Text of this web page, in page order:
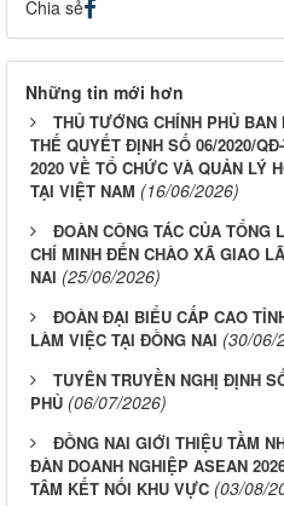
Chia sẻ
Những tin mới hơn
THỦ TƯỚNG CHÍNH PHỦ
THẾ QUYẾT ĐỊNH SỐ 06/2020/
2020 VỀ TỔ CHỨC VÀ QUẢN LÝ
TẠI VIỆT NAM (16/06/2026)
ĐOÀN CÔNG TÁC CỦA TỔNG
CHÍ MINH ĐẾN CHÀO XÃ GIAO
NAI (25/06/2026)
ĐOÀN ĐẠI BIỂU CẤP CAO
LÀM VIỆC TẠI ĐỒNG NAI (30/06/
TUYÊN TRUYỀN NGHỊ ĐỊNH
PHỦ (06/07/2026)
ĐỒNG NAI GIỚI THIỆU TẦM
ĐÀN DOANH NGHIỆP ASEAN
TÂM KẾT NỐI KHU VỰC (03/08/